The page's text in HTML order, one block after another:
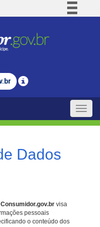
Comunica BR
Legislação
Toggle
Dados
Consumidor.gov.br visa
pessoais
o conteúdo dos